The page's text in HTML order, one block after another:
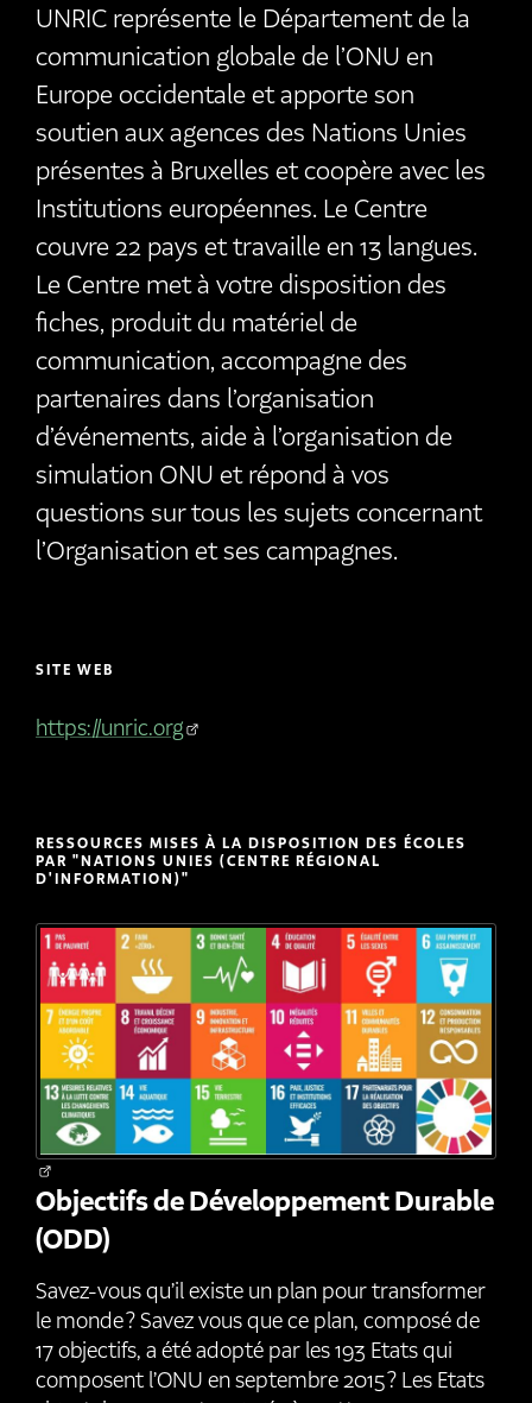
UNRIC représente le Département de la
communication globale de l’ONU en
Europe occidentale et apporte son
soutien aux agences des Nations Unies
présentes à Bruxelles et coopère avec les
Institutions européennes. Le Centre
couvre 22 pays et travaille en 13 langues.
Le Centre met à votre disposition des
fiches, produit du matériel de
communication, accompagne des
partenaires dans l’organisation
d’événements, aide à l’organisation de
simulation ONU et répond à vos
questions sur tous les sujets concernant
l’Organisation et ses campagnes.
SITE WEB
https://unric.org
RESSOURCES MISES À LA DISPOSITION DES ÉCOLES
PAR "NATIONS UNIES (CENTRE RÉGIONAL
D'INFORMATION)"
Objectifs de Développement Durable
(ODD)
Savez-vous qu’il existe un plan pour transformer
le monde ? Savez vous que ce plan, composé de
17 objectifs, a été adopté par les 193 Etats qui
composent l’ONU en septembre 2015 ? Les Etats